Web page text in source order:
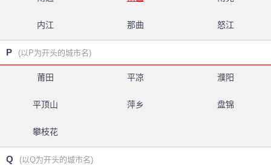
内江 那曲 怒江
P (以P为开头的城市名)
莆田 平凉 濮阳
平顶山 萍乡 盘锦
攀枝花
Q (以Q为开头的城市名)